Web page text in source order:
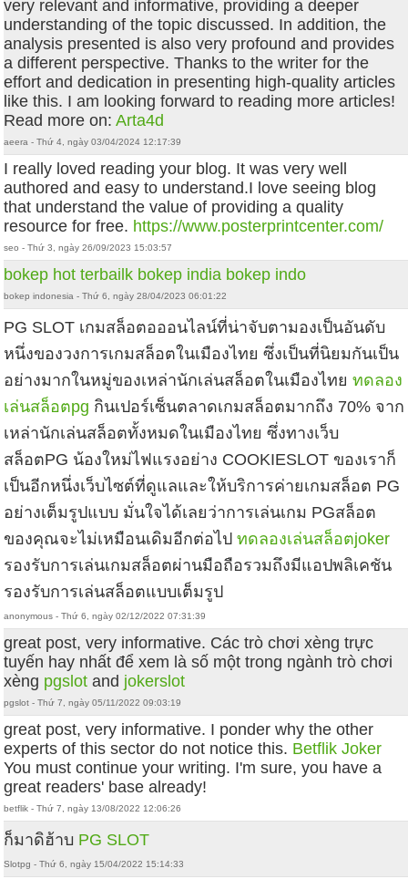
very relevant and informative, providing a deeper
understanding of the topic discussed. In addition, the
analysis presented is also very profound and provides
a different perspective. Thanks to the writer for the
effort and dedication in presenting high-quality articles
like this. I am looking forward to reading more articles!
Read more on:Arta4d
aeera - Thứ 4, ngày 03/04/2024 12:17:39
I really loved reading your blog. It was very well
authored and easy to understand.I love seeing blog
that understand the value of providing a quality
resource for free. https://www.posterprintcenter.com/
seo - Thứ 3, ngày 26/09/2023 15:03:57
bokep hot terbailk bokep india bokep indo
bokep indonesia - Thứ 6, ngày 28/04/2023 06:01:22
PG SLOT เกมสล็อตอออนไลน์ที่น่าจับตามองเป็นอันดับ
หนึ่งของวงการเกมสล็อตในเมืองไทย ซึ่งเป็นที่นิยมกันเป็น
อย่างมากในหมู่ของเหล่านักเล่นสล็อตในเมืองไทยทดลอง
เล่นสล็อตpg กินเปอร์เซ็นตลาดเกมสล็อตมากถึง 70% จาก
เหล่านักเล่นสล็อตทั้งหมดในเมืองไทย ซึ่งทางเว็บ
สล็อตPG น้องใหม่ไฟแรงอย่าง COOKIESLOT ของเราก็
เป็นอีกหนึ่งเว็บไซต์ที่ดูแลและให้บริการค่ายเกมสล็อต PG
อย่างเต็มรูปแบบ มั่นใจได้เลยว่าการเล่นเกม PGสล็อต
ของคุณจะไม่เหมือนเดิมอีกต่อไปทดลองเล่นสล็อตjoker
รองรับการเล่นเกมสล็อตผ่านมือถือรวมถึงมีแอปพลิเคชัน
รองรับการเล่นสล็อตแบบเต็มรูป
anonymous - Thứ 6, ngày 02/12/2022 07:31:39
great post, very informative. Các trò chơi xèng trực
tuyến hay nhất để xem là số một trong ngành trò chơi
xèng pgslot and jokerslot
pgslot - Thứ 7, ngày 05/11/2022 09:03:19
great post, very informative. I ponder why the other
experts of this sector do not notice this. Betflik Joker
You must continue your writing. I'm sure, you have a
great readers' base already!
betflik - Thứ 7, ngày 13/08/2022 12:06:26
ก็มาดิฮ้าบ PG SLOT
Slotpg - Thứ 6, ngày 15/04/2022 15:14:33